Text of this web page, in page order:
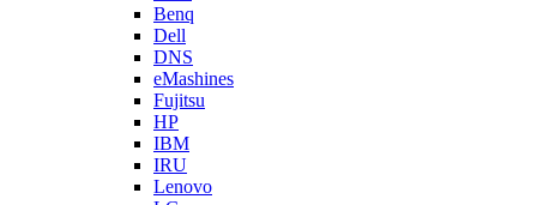
Benq
Dell
DNS
eMashines
Fujitsu
HP
IBM
IRU
Lenovo